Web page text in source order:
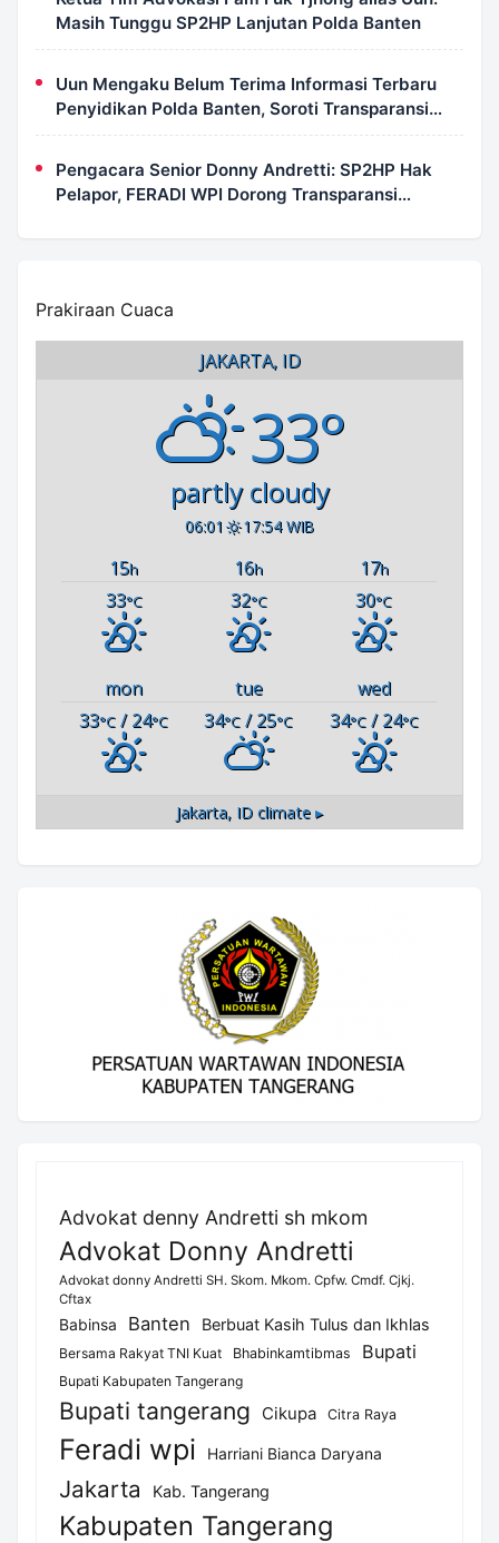
Masih Tunggu SP2HP Lanjutan Polda Banten
Uun Mengaku Belum Terima Informasi Terbaru
Penyidikan Polda Banten, Soroti Transparansi
Perkara
Pengacara Senior Donny Andretti: SP2HP Hak
Pelapor, FERADI WPI Dorong Transparansi
Prakiraan Cuaca
JAKARTA, ID
33°
partly cloudy
06:01 17:54 WIB
15h 16h 17h
33°C 32°C 30°C
mon tue
wed
33°C / 24°C 34°C / 25°C 34°C/ 24°C
Jakarta, ID climate ▸
Advokat denny Andretti sh mkom
Advokat Donny Andretti
Advokat donny Andretti SH. Skom. Mkom. Cpfw. Cmdf. Cjkj.
Cftax
Babinsa Banten Berbuat Kasih Tulus dan Ikhlas
Bersama Rakyat TNI Kuat Bhabinkamtibmas Bupati
Bupati Kabupaten Tangerang
Bupati tangerang Cikupa Citra Raya
Feradi wpi Harriani Bianca Daryana
Jakarta Kab. Tangerang
Kabupaten Tangerang